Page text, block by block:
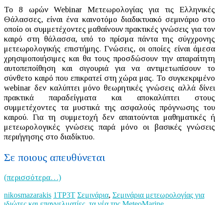
Το 8 ωρών Webinar Μετεωρολογίας για τις Ελληνικές
Θάλασσες, είναι ένα καινοτόμο διαδικτυακό σεμινάριο στο
οποίο οι συμμετέχοντες μαθαίνουν πρακτικές γνώσεις για τον
καιρό στη θάλασσα, υπό το πρίσμα πάντα της σύγχρονης
μετεωρολογικής επιστήμης. Γνώσεις, οι οποίες είναι άμεσα
χρησιμοποιήσιμες και θα τους προσδώσουν την απαραίτητη
αυτοπεποίθηση και σιγουριά για να αντιμετωπίσουν το
σύνθετο καιρό που επικρατεί στη χώρα μας. Το συγκεκριμένο
webinar δεν καλύπτει μόνο θεωρητικές γνώσεις αλλά δίνει
πρακτικά παραδείγματα και αποκαλύπτει στους
συμμετέχοντες τα μυστικά της ασφαλούς πρόγνωσης του
καιρού. Για τη συμμετοχή δεν απαιτούνται μαθηματικές ή
μετεωρολογικές γνώσεις παρά μόνο οι βασικές γνώσεις
περιήγησης στο διαδίκτυο.
Σε ποιους απευθύνεται
(περισσότερα…)
nikosmazarakis 1ΤΡ3Τ Σεμινάρια, Σεμινάρια μετεωρολογίας για